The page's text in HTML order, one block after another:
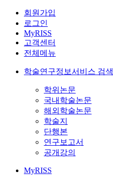
회원가입
로그인
MyRISS
고객센터
전체메뉴
학술연구정보서비스 검색
학위논문
국내학술논문
해외학술논문
학술지
단행본
연구보고서
공개강의
MyRISS